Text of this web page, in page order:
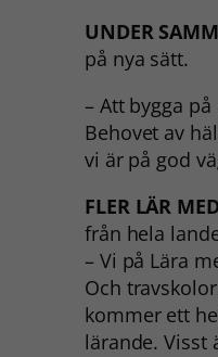
UNDER
på nya sätt.
– Att bygga
Behovet av
vi är på god
FLER LÄR
från hela
– Vi på Lära
Och
kommer ett
lärande. Visst